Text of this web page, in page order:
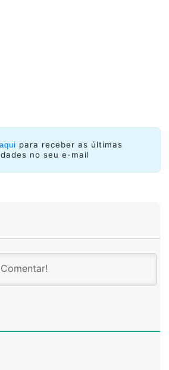
para receber as últimas
no seu e-mail